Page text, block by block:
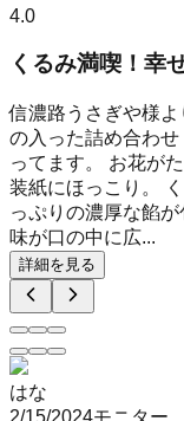
4.0
くるみ満喫！幸
信濃路うさぎや様
の入った詰め合わ
ってます。 お花が
装紙にほっこり。
っぷりの濃厚な餡
味が口の中に広...
詳細を見る
はな
2/15/2024モニター